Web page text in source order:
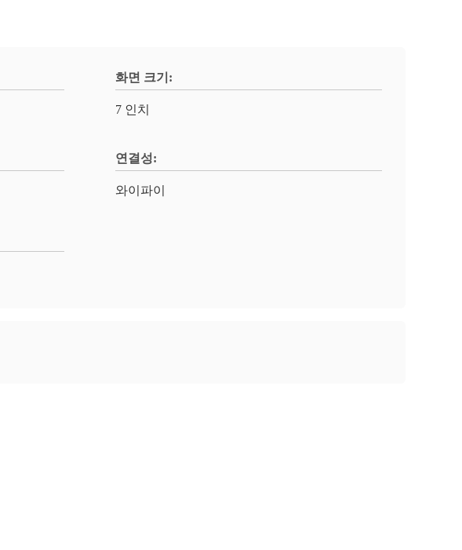
화면 크기:
7 인치
연결성:
와이파이